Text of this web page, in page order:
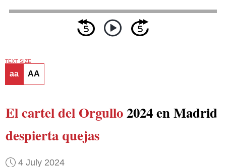
TEXT SIZE
aa AA
El cartel del Orgullo2024 en Madrid
despierta quejas
4 July 2024